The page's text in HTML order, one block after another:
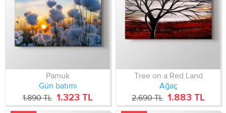
Pamuk
Gün batımı
1.890 TL 1.323 TL
Tree on a Red Land
Ağaç
2.690 TL 1.883 TL